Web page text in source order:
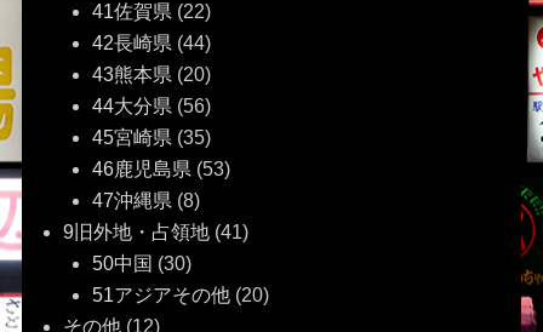
41佐賀県 (22)
42長崎県 (44)
43熊本県 (20)
44大分県 (56)
45宮崎県 (35)
46鹿児島県 (53)
47沖縄県 (8)
9旧外地・占領地(41)
50中国 (30)
51アジアその他(20)
その他(12)